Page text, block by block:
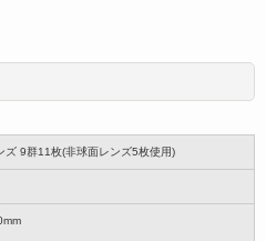
ズ 9群11枚(非球面レンズ5枚使用)